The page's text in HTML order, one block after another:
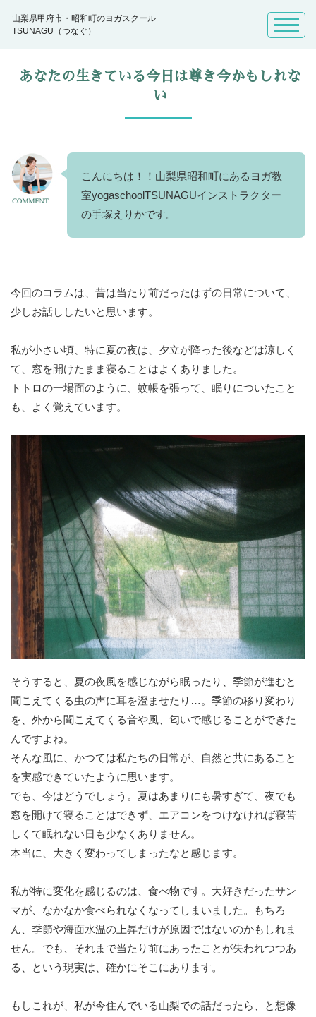
山梨県甲府市・昭和町のヨガスクール
TSUNAGU（つなぐ）
あなたの生きている今日は尊き今かもしれな
い
こんにちは！！山梨県昭和町にあるヨガ教
室yogaschoolTSUNAGUインストラクター
の手塚えりかです。
今回のコラムは、昔は当たり前だったはずの日常について、
少しお話ししたいと思います。
私が小さい頃、特に夏の夜は、夕立が降った後などは涼しく
て、窓を開けたまま寝ることはよくありました。
トトロの一場面のように、蚊帳を張って、眠りについたこと
も、よく覚えています。
そうすると、夏の夜風を感じながら眠ったり、季節が進むと
聞こえてくる虫の声に耳を澄ませたり…。季節の移り変わり
を、外から聞こえてくる音や風、匂いで感じることができた
んですよね。
そんな風に、かつては私たちの日常が、自然と共にあること
を実感できていたように思います。
でも、今はどうでしょう。夏はあまりにも暑すぎて、夜でも
窓を開けて寝ることはできず、エアコンをつけなければ寝苦
しくて眠れない日も少なくありません。
本当に、大きく変わってしまったなと感じます。
私が特に変化を感じるのは、食べ物です。大好きだったサン
マが、なかなか食べられなくなってしまいました。もちろ
ん、季節や海面水温の上昇だけが原因ではないのかもしれま
せん。でも、それまで当たり前にあったことが失われつつあ
る、という現実は、確かにそこにあります。
もしこれが、私が今住んでいる山梨での話だったら、と想像